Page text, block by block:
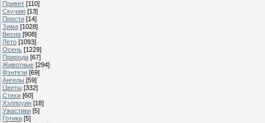
Привет [110]
Скучаю [13]
Прости [14]
Зима [1028]
Весна [908]
Лето [1093]
Осень [1229]
Природа [67]
Животные [294]
Фэнтези [69]
Ангелы [59]
Цветы [332]
Стихи [60]
Хэллоуин [18]
Ужастики [5]
Готика [5]